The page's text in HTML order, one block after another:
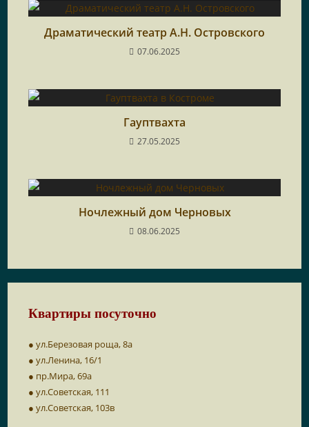
Драматический театр А.Н. Островского
07.06.2025
Гауптвахта
27.05.2025
Ночлежный дом Черновых
08.06.2025
Квартиры посуточно
● ул.Березовая роща, 8а
● ул.Ленина, 16/1
● пр.Мира, 69а
● ул.Советская, 111
● ул.Советская, 103в